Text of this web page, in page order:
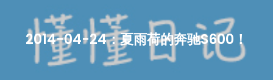
2014-04-24：夏雨荷的奔驰S600！